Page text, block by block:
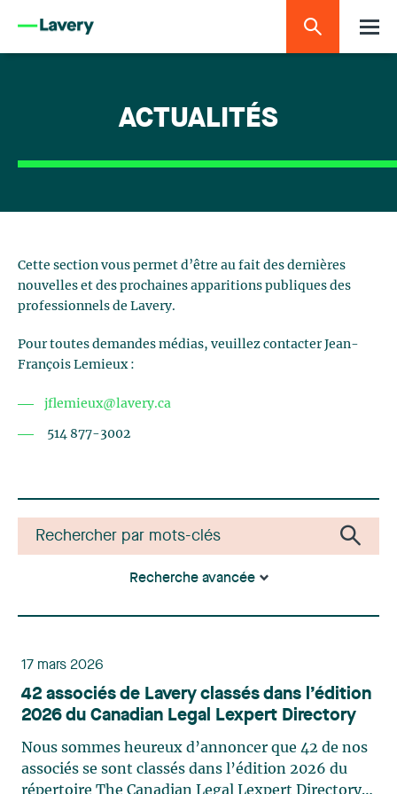
ACTUALITÉS
Cette section vous permet d’être au fait des dernières
nouvelles et des prochaines apparitions publiques des
professionnels de Lavery.
Pour toutes demandes médias, veuillez contacter Jean-
François Lemieux :
jflemieux@lavery.ca
514 877-3002
Recherche avancée
17 mars 2026
42 associés de Lavery classés dans l’édition
2026 du Canadian Legal Lexpert Directory
Nous sommes heureux d’annoncer que 42 de nos
associés se sont classés dans l’édition 2026 du
répertoire The Canadian Legal Lexpert Directory.